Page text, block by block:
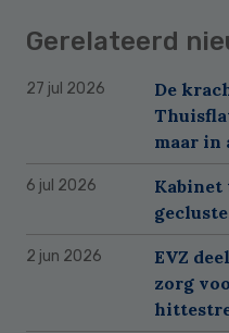
Gerelateerd
27 jul 2026
De
maar in
6 jul 2026
2 jun 2026
EVZ
zorg